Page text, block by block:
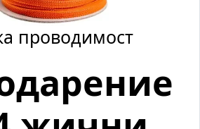
проводимост